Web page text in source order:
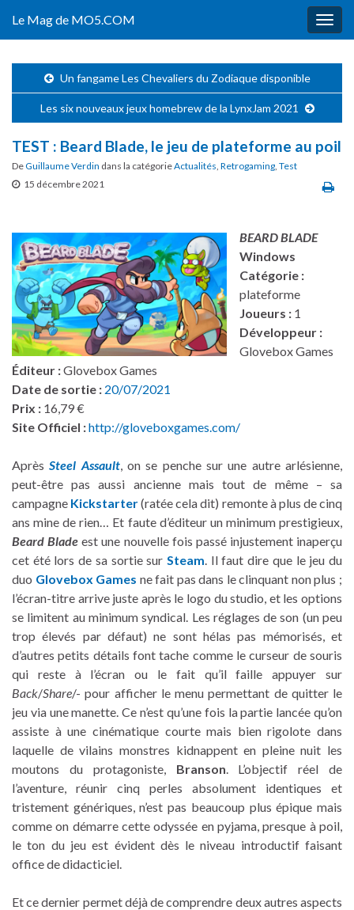
Le Mag de MO5.COM
Un fangame Les Chevaliers du Zodiaque disponible
Les six nouveaux jeux homebrew de la LynxJam 2021
TEST : Beard Blade, le jeu de plateforme au poil
DeGuillaume Verdin dans la catégorieActualités, Retrogaming, Test
15 décembre 2021
BEARD BLADE
Windows
Catégorie :
plateforme
Joueurs : 1
Développeur :
Glovebox Games
Éditeur :Glovebox Games
Date de sortie : 20/07/2021
Prix : 16,79 €
Site Officiel :http://gloveboxgames.com/
AprèsSteel Assault, on se penche sur une autre arlésienne,
peut-être pas aussi ancienne mais tout de même – sa
campagne Kickstarter(ratée cela dit) remonte à plus de cinq
ans mine de rien… Et faute d’éditeur un minimum prestigieux,
Beard Blade est une nouvelle fois passé injustement inaperçu
cet été lors de sa sortie sur Steam. Il faut dire que le jeu du
duo Glovebox Games ne fait pas dans le clinquant non plus ;
l’écran-titre arrive juste après le logo du studio, et les options
se limitent au minimum syndical. Les réglages de son (un peu
trop élevés par défaut) ne sont hélas pas mémorisés, et
d’autres petits détails font tache comme le curseur de souris
qui reste à l’écran ou le fait qu’il faille appuyer sur
Back/Share/- pour afficher le menu permettant de quitter le
jeu via une manette. Ce n’est qu’une fois la partie lancée qu’on
assiste à une cinématique courte mais bien rigolote dans
laquelle de vilains monstres kidnappent en pleine nuit les
moutons du protagoniste, Branson. L’objectif réel de
l’aventure, réunir cinq perles absolument identiques et
tristement génériques, n’est pas beaucoup plus épique mais
comme on démarre cette odyssée en pyjama, presque à poil,
le ton du jeu est évident dès le niveau introductif faisant
office de didacticiel.
Et ce dernier permet déjà de comprendre deux autres aspects